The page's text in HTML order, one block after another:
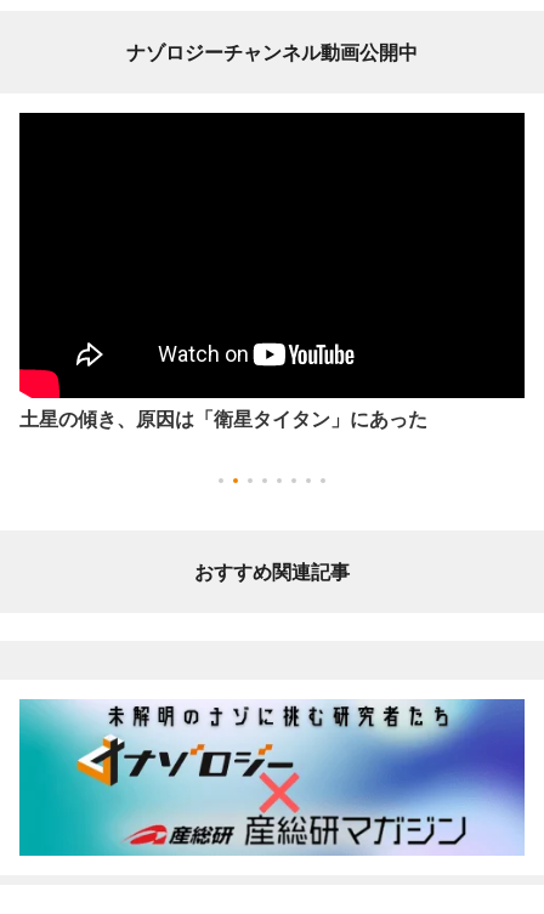
ナゾロジーチャンネル動画公開中
土星の傾き、原因は「衛星タイタン」にあった
おすすめ関連記事